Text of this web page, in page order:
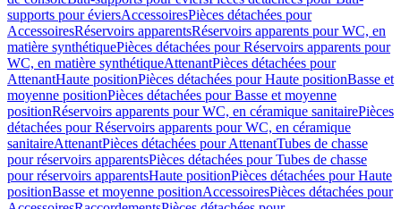
supports pour éviersAccessoiresPièces détachées pour
AccessoiresRéservoirs apparentsRéservoirs apparents pour WC, en
matière synthétiquePièces détachées pour Réservoirs apparents pour
WC, en matière synthétiqueAttenantPièces détachées pour
AttenantHaute positionPièces détachées pour Haute positionBasse et
moyenne positionPièces détachées pour Basse et moyenne
positionRéservoirs apparents pour WC, en céramique sanitairePièces
détachées pour Réservoirs apparents pour WC, en céramique
sanitaireAttenantPièces détachées pour AttenantTubes de chasse
pour réservoirs apparentsPièces détachées pour Tubes de chasse
pour réservoirs apparentsHaute positionPièces détachées pour Haute
positionBasse et moyenne positionAccessoiresPièces détachées pour